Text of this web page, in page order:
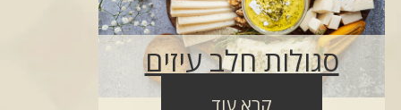
סגולות חלב עיזים
קרא עוד